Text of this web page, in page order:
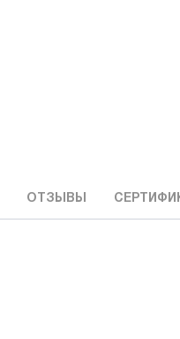
ОТЗЫВЫ